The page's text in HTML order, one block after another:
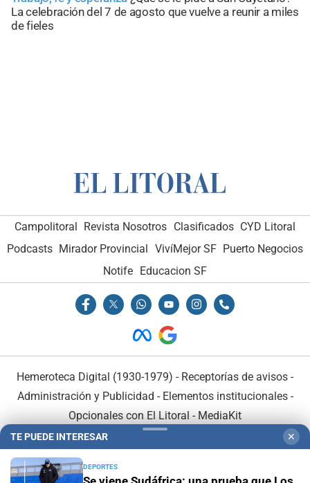
La celebración del 7 de agosto que vuelve a reunir a miles
de fieles
Campolitoral Revista Nosotros Clasificados CYD Litoral
Podcasts Mirador Provincial VivíMejor SF Puerto Negocios
Notife Educacion SF
Hemeroteca Digital (1930-1979) - Receptorías de avisos -
Administración y Publicidad - Elementos institucionales-
Opcionales con El Litoral - MediaKit
TE PUEDE INTERESAR ✕
DEPORTES